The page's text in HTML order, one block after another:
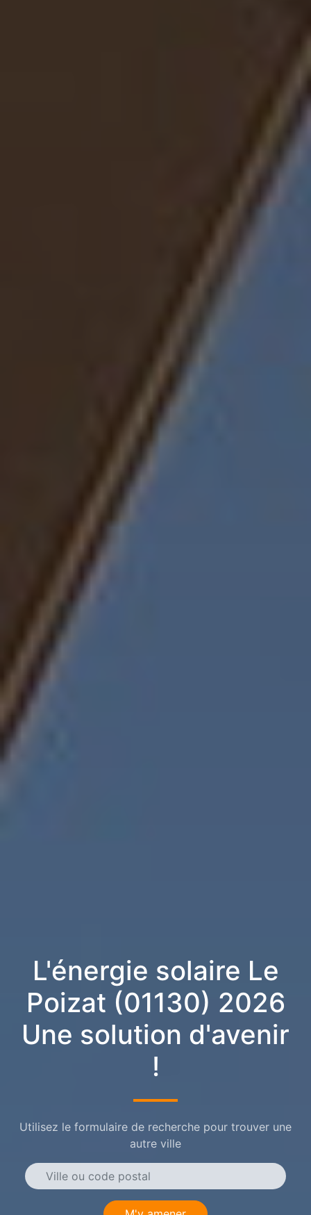
L'énergie solaire Le
Poizat (01130) 2026
Une solution d'avenir
!
Utilisez le formulaire de recherche pour trouver une
autre ville